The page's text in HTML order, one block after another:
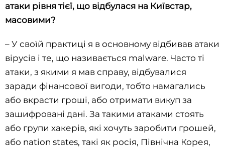
атаки рівня тієї, що відбулася на Київстар,
масовими?
– У своїй практиці я в основному відбивав атаки
вірусів і те, що називається malware. Часто ті
атаки, з якими я мав справу, відбувалися
заради фінансової вигоди, тобто намагались
або вкрасти гроші, або отримати викуп за
зашифровані дані. За такими атаками стоять
або групи хакерів, які хочуть заробити грошей,
або nation states, такі як росія, Північна Корея,